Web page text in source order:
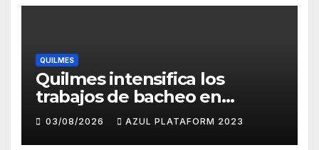
QUILMES
Quilmes intensifica los
trabajos de bacheo en
distintos barrios
03/08/2026 AZUL PLATAFORM 2023